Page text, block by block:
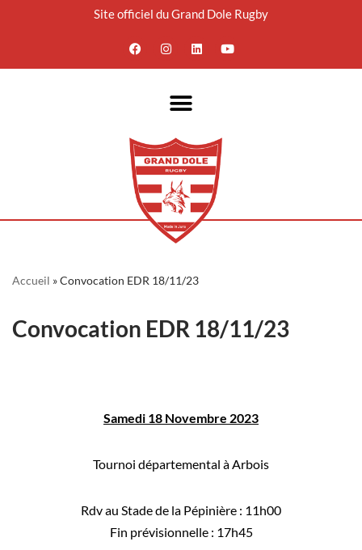
au
Site officiel du Grand Dole Rugby
Accueil »Convocation EDR 18/11/23
Convocation EDR 18/11/23
Samedi 18 Novembre 2023
Tournoi départemental à Arbois
Rdv au Stade de la Pépinière : 11h00
Fin prévisionnelle : 17h45